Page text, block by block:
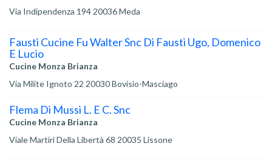
Via Indipendenza 194 20036 Meda
Fausti Cucine Fu Walter Snc Di Fausti Ugo, Domenico
E Lucio
Cucine Monza Brianza
Via Milite Ignoto 22 20030 Bovisio-Masciago
Flema Di Mussi L. E C. Snc
Cucine Monza Brianza
Viale Martiri Della Libertà 68 20035 Lissone